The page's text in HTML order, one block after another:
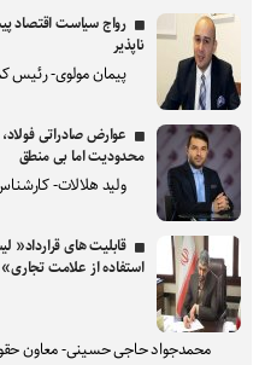
رواج سیاست اقتصاد
ناپذیر
پیمان مولوی- رئیس
عوارض صادراتی فولاد،
محدودیت اما بی منطق
ولید هلالات-
قابلیت های قرارداد«
استفاده از علامت تجاری»
محمدجواد حاجی حسینی- معاون